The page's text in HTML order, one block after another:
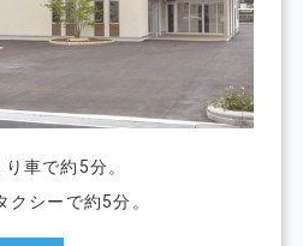
車で約5分。
クシーで約5分。